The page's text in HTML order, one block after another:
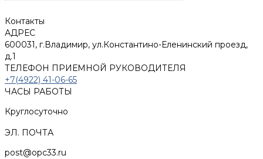
Контакты
АДРЕС
600031, г.Владимир, ул.Константино-Еленинский проезд,
д.1
ТЕЛЕФОН ПРИЕМНОЙ РУКОВОДИТЕЛЯ
+7(4922) 41-06-65
ЧАСЫ РАБОТЫ
Круглосуточно
ЭЛ. ПОЧТА
post@opc33.ru